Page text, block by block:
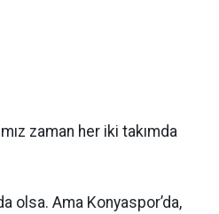
zaman her iki takımda
olsa. Ama Konyaspor’da,